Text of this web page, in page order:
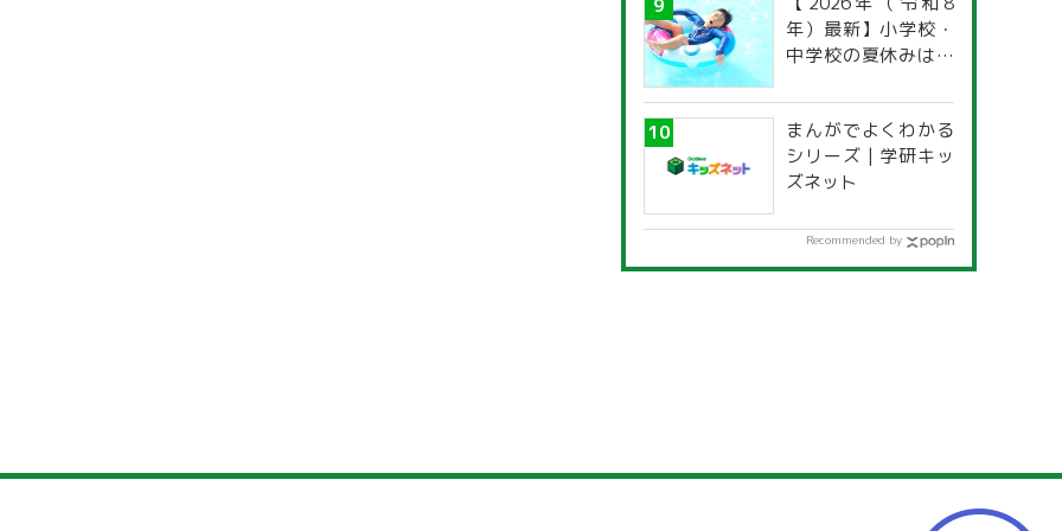
年）最新】小学校・
中学校の夏休みはい
道府県別「夏季休暇
一覧」
まんがでよくわかる
シリーズ | 学研キッ
ズネット
Recommended by